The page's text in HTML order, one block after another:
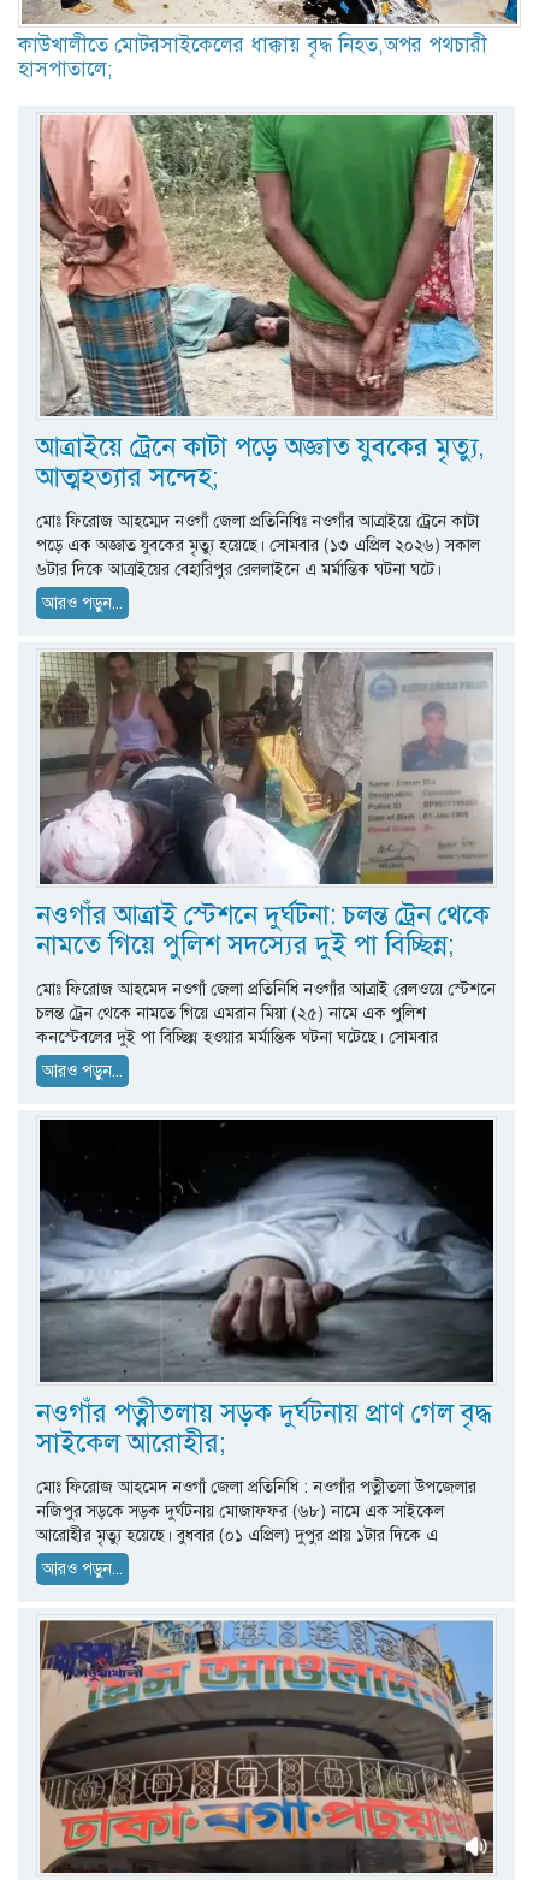
কাউখালীতে মোটরসাইকেলের ধাক্কায় বৃদ্ধ নিহত,অপর পথচারী
হাসপাতালে;
আত্রাইয়ে ট্রেনে কাটা পড়ে অজ্ঞাত যুবকের মৃত্যু,
আত্মহত্যার সন্দেহ;
মোঃ ফিরোজ আহম্মেদ নওগাঁ জেলা প্রতিনিধিঃ নওগাঁর আত্রাইয়ে ট্রেনে কাটা
পড়ে এক অজ্ঞাত যুবকের মৃত্যু হয়েছে। সোমবার (১৩ এপ্রিল ২০২৬) সকাল
৬টার দিকে আত্রাইয়ের বেহারিপুর রেললাইনে এ মর্মান্তিক ঘটনা ঘটে।
আরও পড়ুন...
নওগাঁর আত্রাই স্টেশনে দুর্ঘটনা: চলন্ত ট্রেন থেকে
নামতে গিয়ে পুলিশ সদস্যের দুই পা বিচ্ছিন্ন;
মোঃ ফিরোজ আহমেদ নওগাঁ জেলা প্রতিনিধি নওগাঁর আত্রাই রেলওয়ে স্টেশনে
চলন্ত ট্রেন থেকে নামতে গিয়ে এমরান মিয়া (২৫) নামে এক পুলিশ
কনস্টেবলের দুই পা বিচ্ছিন্ন হওয়ার মর্মান্তিক ঘটনা ঘটেছে। সোমবার
আরও পড়ুন...
নওগাঁর পত্নীতলায় সড়ক দুর্ঘটনায় প্রাণ গেল বৃদ্ধ
সাইকেল আরোহীর;
মোঃ ফিরোজ আহমেদ নওগাঁ জেলা প্রতিনিধি : নওগাঁর পত্নীতলা উপজেলার
নজিপুর সড়কে সড়ক দুর্ঘটনায় মোজাফফর (৬৮) নামে এক সাইকেল
আরোহীর মৃত্যু হয়েছে। বুধবার (০১ এপ্রিল) দুপুর প্রায় ১টার দিকে এ
আরও পড়ুন...